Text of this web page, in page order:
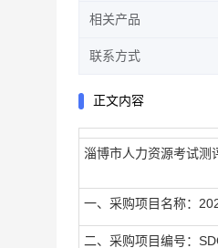
相关产品
联系方式
正文内容
淄博市人力资源考试测
一、采购项目名称：
二、采购项目编号：